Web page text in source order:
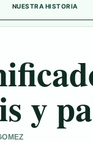
NUESTRA HISTORIA
y